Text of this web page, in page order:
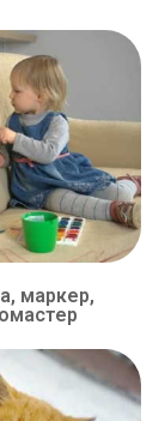
маркер,